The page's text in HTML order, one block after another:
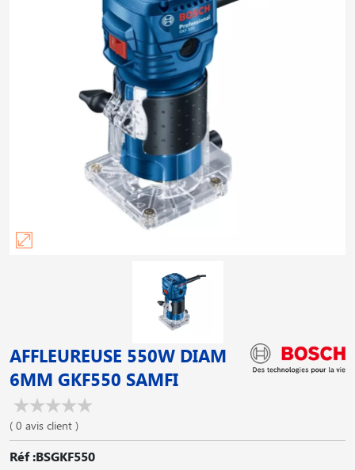
AFFLEUREUSE 550W DIAM
6MM GKF550 SAMFI
( 0 avis client )
Réf :BSGKF550